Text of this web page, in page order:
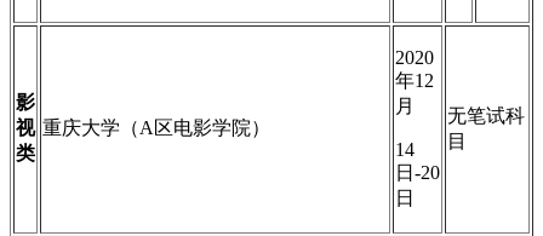
影
视
类
重庆大学（A区电影学院）
2020
年12
月
14
日-20
日
无笔试科
目